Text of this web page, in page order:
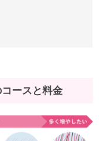
ースと料金